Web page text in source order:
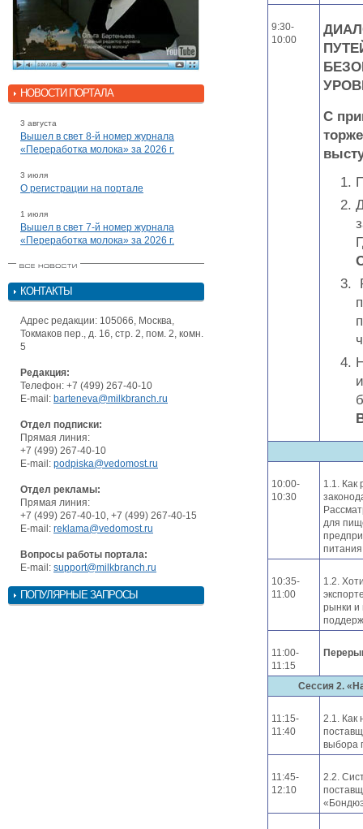
НОВОСТИ ПОРТАЛА
3 августа
Вышел в свет 8-й номер журнала
«Переработка молока» за 2026 г.
3 июля
О регистрации на портале
1 июля
Вышел в свет 7-й номер журнала
«Переработка молока» за 2026 г.
КОНТАКТЫ
Адрес редакции: 105066, Москва,
Токмаков пер., д. 16, стр. 2, пом. 2, комн.
5
Редакция:
Телефон: +7 (499) 267-40-10
E-mail: barteneva@milkbranch.ru
Отдел подписки:
Прямая линия:
+7 (499) 267-40-10
E-mail: podpiska@vedomost.ru
Отдел рекламы:
Прямая линия:
+7 (499) 267-40-10, +7 (499) 267-40-15
E-mail: reklama@vedomost.ru
Вопросы работы портала:
E-mail: support@milkbranch.ru
ПОПУЛЯРНЫЕ ЗАПРОСЫ
9:30-
10:00
С
10:00-
10:30
1.1. Как
для
10:35-
11:00
1.2.
рынки и
11:00-
11:15
Сессия 2.
11:15-
11:40
2.1. Как
выбора
11:45-
12:10
2.2.